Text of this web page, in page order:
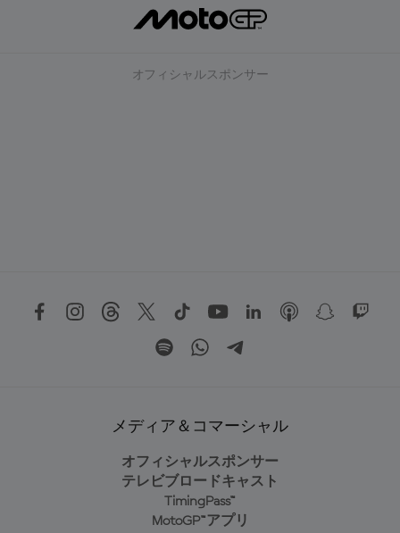
オフィシャルスポンサー
メディア＆コマーシャル
オフィシャルスポンサー
テレビブロードキャスト
TimingPass™
MotoGP™アプリ